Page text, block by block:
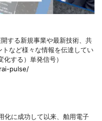
する新規事業や最新技術、共
など様々な情報を伝達してい
する）単発信号）
pulse/
化に成功して以来、舶用電子